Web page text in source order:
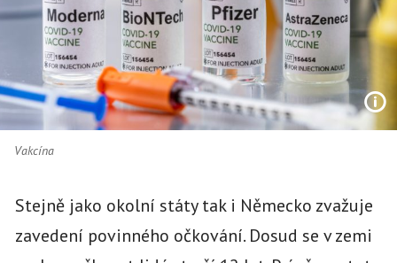
Vakcína
Stejně jako okolní státy tak i Německo zvažuje
zavedení povinného očkování. Dosud se v zemi